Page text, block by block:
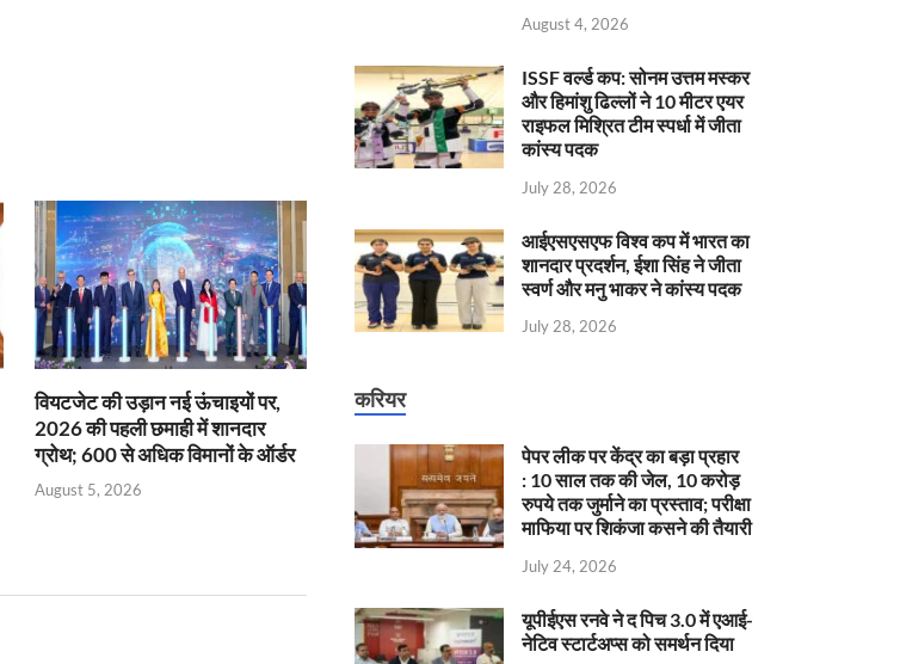
वियटजेट की उड़ान नई ऊंचाइयों पर,
2026 की पहली छमाही में शानदार
ग्रोथ; 600 से अधिक विमानों के ऑर्डर
August 5, 2026
August 4, 2026
ISSF वर्ल्ड कप: सोनम उत्तम मस्कर
और हिमांशु ढिल्लों ने 10 मीटर एयर
राइफल मिश्रित टीम स्पर्धा में जीता
कांस्य पदक
July 28, 2026
आईएसएसएफ विश्व कप में भारत का
शानदार प्रदर्शन, ईशा सिंह ने जीता
स्वर्ण और मनु भाकर ने कांस्य पदक
July 28, 2026
करियर
पेपर लीक पर केंद्र का बड़ा प्रहार
: 10 साल तक की जेल, 10 करोड़
रुपये तक जुर्माने का प्रस्ताव; परीक्षा
माफिया पर शिकंजा कसने की तैयारी
July 24, 2026
यूपीईएस रनवे ने द पिच 3.0 में एआई-
नेटिव स्टार्टअप्स को समर्थन दिया